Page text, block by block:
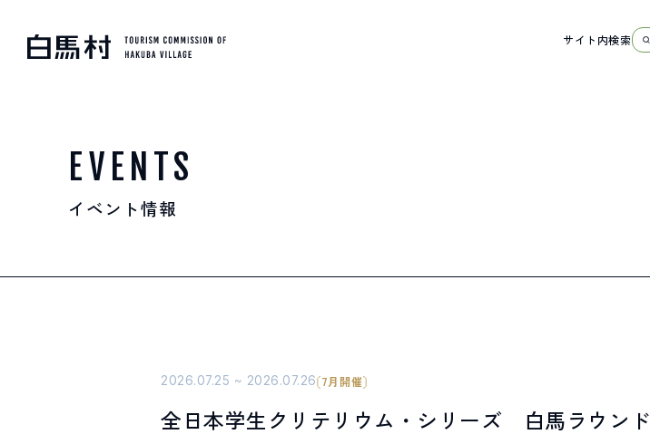
SKI RESORTS
SPOTS
サイト内検索
EVENTS
イベント情報
2026.07.25 ~ 2026.07.26 7月開催
全日本学生クリテリウム・シリーズ 白馬ラウンド